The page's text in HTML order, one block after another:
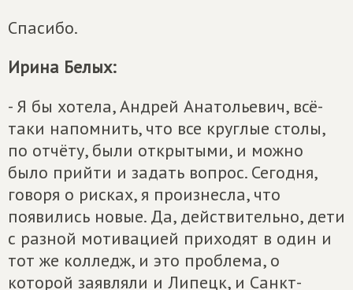
Спасибо.
Ирина Белых:
- Я бы хотела, Андрей Анатольевич, всё-
таки напомнить, что все круглые столы,
по отчёту, были открытыми, и можно
было прийти и задать вопрос. Сегодня,
говоря о рисках, я произнесла, что
появились новые. Да, действительно, дети
с разной мотивацией приходят в один и
тот же колледж, и это проблема, о
которой заявляли и Липецк, и Санкт-